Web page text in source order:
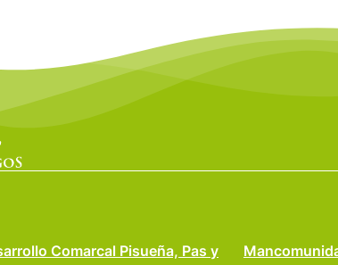
Comarcal Pisueña, Pas y